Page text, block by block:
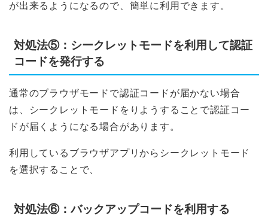
が出来るようになるので、簡単に利用できます。
対処法⑤：シークレットモードを利用して認証
コードを発行する
通常のブラウザモードで認証コードが届かない場合
は、シークレットモードをりようすることで認証コー
ドが届くようになる場合があります。
利用しているブラウザアプリからシークレットモード
を選択することで、
対処法⑥：バックアップコードを利用する